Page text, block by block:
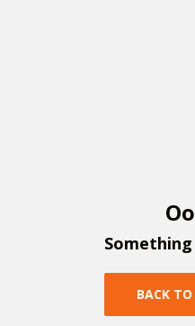
Oo
Something
BACK TO